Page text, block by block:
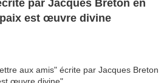
par Jacques Breton en
est œuvre divine